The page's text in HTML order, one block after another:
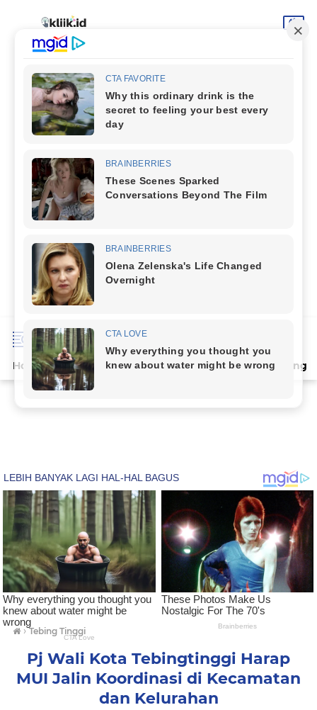
Home Terpopuler Indeks Artikel Deli Serdang
›Tebing Tinggi
Pj Wali Kota Tebingtinggi Harap
MUI Jalin Koordinasi di Kecamatan
dan Kelurahan